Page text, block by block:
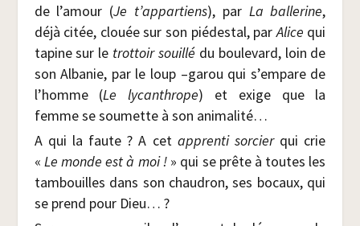
de l’amour (Je t’appartiens), par La bal­le­rine,
déjà citée, clouée sur son pié­des­tal, parAlice qui
tapine sur le trot­toir souillé du bou­le­vard, loin de
son Alba­nie, par le loup –garou qui s’empare de
l’homme (Le lycan­thrope) et exige que la
femme se sou­mette à son animalité…
A qui la faute ? A cet appren­ti sor­cierqui crie
« Le monde est à moi !» qui se prête à toutes les
tam­bouilles dans son chau­dron, ses bocaux, qui
se prend pour Dieu… ?